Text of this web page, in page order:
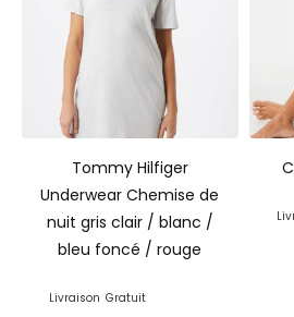
Tommy Hilfiger
Underwear Chemise de
nuit gris clair / blanc /
bleu foncé / rouge
Livraison Gratuit